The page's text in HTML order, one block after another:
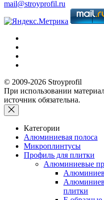
mail@stroyprofil.ru
© 2009-2026 Stroyprofil
При использовании
источник обязательна.
Категории
Алюминиевая полоса
Микроплинтусы
Профиль для плитки
Алюминиевые
плитки